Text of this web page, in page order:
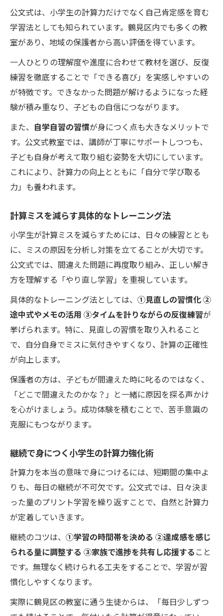
公文式は、小学生の計算力だけでなく自己肯定感を育む
学習法としても知られています。鶴見区内でも多くの教
室があり、地域の保護者から高い評価を得ています。
一人ひとりの理解度や進度に合わせて教材を選び、反復
練習を徹底することで「できる喜び」を実感しやすいの
が特徴です。できなかった問題が解けるようになった経
験が積み重なり、子どもの自信につながります。
また、 自学自習の習慣が身につく点も大きなメリットで
す。公文式教室では、講師が丁寧にサポートしつつも、
子ども自身が考えて取り組む姿勢を大切にしています。
これにより、計算力の向上とともに「自分で学び取る
力」も養われます。
計算ミスを減らす具体的なトレーニング法
小学生が計算ミスを減らすためには、日々の練習ととも
に、ミスの原因を分析し対策を立てることが大切です。
公文式では、間違えた問題に再度取り組み、正しい解き
方を理解する「やり直し学習」を重視しています。
具体的なトレーニング法としては、 ①見直しの習慣化 ②
途中式やメモの活用 ③タイムを計りながらの反復練習が
挙げられます。特に、見直しの習慣を取り入れること
で、自分自身でミスに気付きやすくなり、計算の正確性
が向上します。
保護者の方は、子どもが間違えた時に叱るのではなく、
「どこで間違えたのかな？」と一緒に原因を探る声かけ
を心がけましょう。成功体験を積むことで、苦手意識の
克服にもつながります。
継続で身につく小学生の計算力強化術
計算力を本当の意味で身につけるには、短期間の集中よ
りも、毎日の継続が不可欠です。公文式では、日々決ま
った量のプリント学習を繰り返すことで、自然と計算力
が定着していきます。
継続のコツは、 ①学習の時間帯を決める ②達成感を感じ
られる量に調整する ③家族で進捗を共有し応援する こと
です。無理なく続けられる工夫をすることで、学習が習
慣化しやすくなります。
実際に鶴見区の教室に通う生徒からは、「毎日少しずつ